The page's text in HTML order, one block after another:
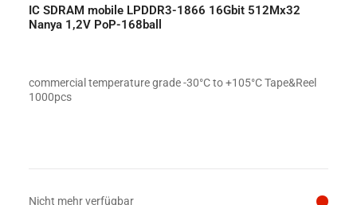
IC SDRAM mobile LPDDR3-1866 16Gbit 512Mx32
Nanya 1,2V PoP-168ball
commercial temperature grade -30°C to +105°C Tape&Reel
1000pcs
Preis auf Anfrage
Nicht mehr verfügbar